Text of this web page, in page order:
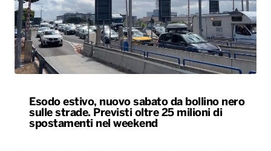
Esodo estivo, nuovo sabato da bollino nero
sulle strade. Previsti oltre 25 milioni di
spostamenti nel weekend